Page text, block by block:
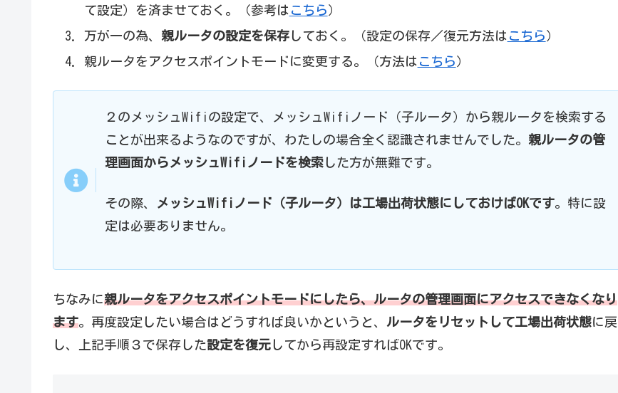
て設定）を済ませておく。（参考は こちら ）
万が一の為、 親ルータの設定を保存しておく。（設定の保存／復元方法は こちら）
親ルータをアクセスポイントモードに変更する。（方法は こちら）
２のメッシュWifiの設定で、メッシュWifiノード（子ルータ）から親ルータを検索する
ことが出来るようなのですが、わたしの場合全く認識されませんでした。 親ルータの管
理画面からメッシュWifiノードを検索した方が無難です。
その際、 メッシュWifiノード（子ルータ）は工場出荷状態にしておけばOKです。特に設
定は必要ありません。
ちなみに親ルータをアクセスポイントモードにしたら、ルータの管理画面にアクセスできなくなり
ます。再度設定したい場合はどうすれば良いかというと、 ルータをリセットして工場出荷状態に戻
し、上記手順３で保存した設定を復元してから再設定すればOKです。